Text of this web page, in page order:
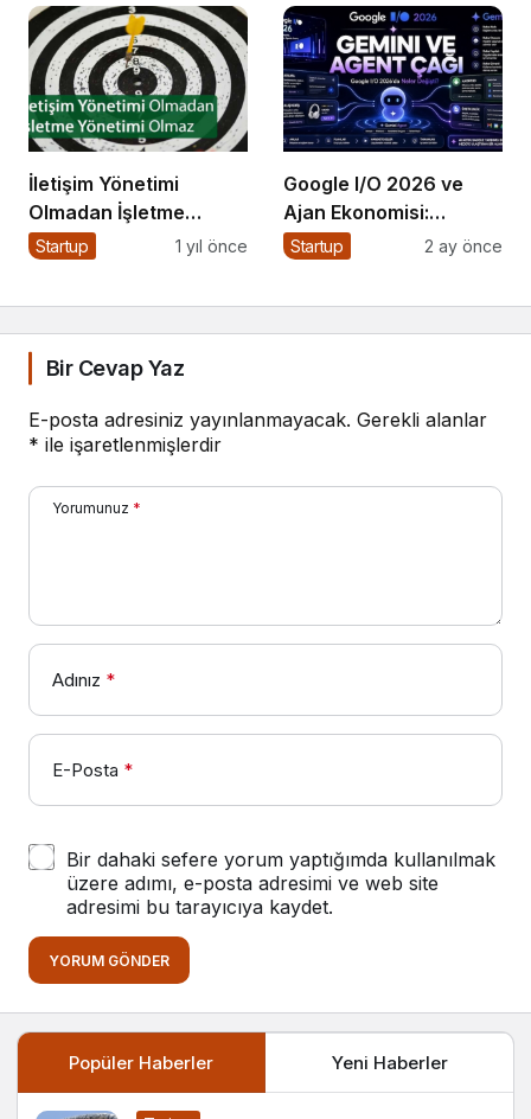
İletişim Yönetimi
Olmadan İşletme
Yönetimi Olmaz
Startup 1 yıl önce
Google I/O 2026 ve
Ajan Ekonomisi:
Girişimcinin Yeni Rakibi
Startup 2 ay önce
Bir Cevap Yaz
E-posta adresiniz yayınlanmayacak. Gerekli alanlar
* ile işaretlenmişlerdir
Yorumunuz *
Adınız *
E-Posta *
Bir dahaki sefere yorum yaptığımda kullanılmak
üzere adımı, e-posta adresimi ve web site
adresimi bu tarayıcıya kaydet.
YORUM GÖNDER
Popüler Haberler Yeni Haberler